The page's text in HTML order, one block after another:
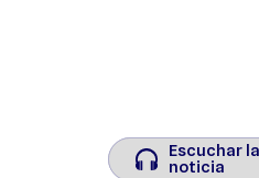
Escuchar la
noticia
Escuchar la
noticia